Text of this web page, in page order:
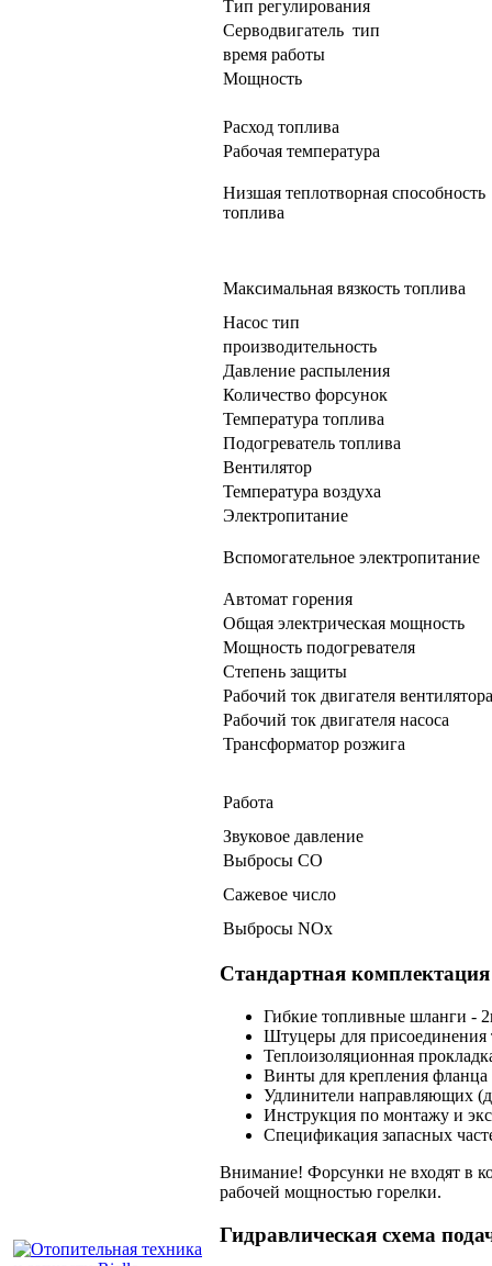
Тип регулирования
Серводвигатель тип
время работы
Мощность
Расход топлива
Рабочая температура
Низшая теплотворная способность
топлива
Максимальная вязкость топлива
Насос тип
производительность
Давление распыления
Количество форсунок
Температура топлива
Подогреватель топлива
Вентилятор
Температура воздуха
Электропитание
Вспомогательное электропитание
Автомат горения
Общая электрическая мощность
Мощность подогревателя
Степень защиты
Рабочий ток двигателя вентилятора
Рабочий ток двигателя насоса
Трансформатор розжига
Работа
Звуковое давление
Выбросы СО
Сажевое число
Выбросы NOх
Стандартная комплектация
Гибкие топливные шланги -
Штуцеры для присоединения
Теплоизоляционная
Винты для крепления фланца
Удлинители направляющих
Инструкция по монтажу и
Спецификация запасных
Внимание! Форсунки не входят в
рабочей мощностью горелки.
Гидравлическая схема